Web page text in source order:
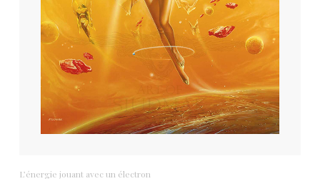
L’énergie jouant avec un électron